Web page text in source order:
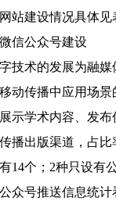
站建设情况具体见
微信公众号建设
技术的发展为融
动传播中应用场
示学术内容、发
播出版渠道，占
14个；2种只设有
众号推送信息统